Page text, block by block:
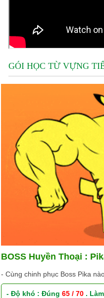
GÓI HỌC TỪ VỰNG
BOSS Huyền Thoại :
- Cùng chinh phục Boss Pika
- Độ khó : Đúng65 / 70 .